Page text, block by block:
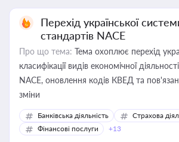
Перехід української
стандартів NACE
Про що тема: Тема охоплює перехід
класифікації видів економічної
NACE, оновлення кодів КВЕД та
зміни
Банківська діяльність
Страхова
Фінансові послуги
+13